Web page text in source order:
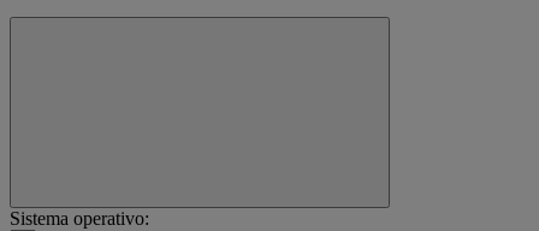
Sistema operativo: